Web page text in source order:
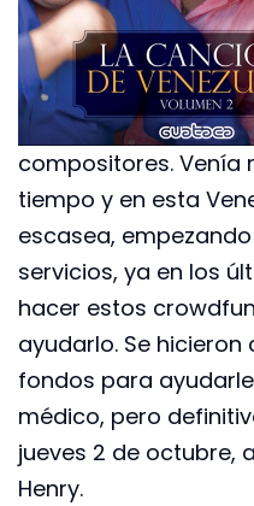
compositores. Venía
tiempo y en esta
escasea,
servicios, ya en los
hacer estos
ayudarlo. Se
fondos para
médico, pero
jueves 2 de octubre,
Henry.